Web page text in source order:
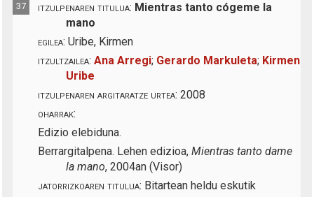
37 itzulpenaren titulua: Mientras tanto cógeme la
mano
egilea: Uribe, Kirmen
itzultzailea: Ana Arregi; Gerardo Markuleta; Kirmen
Uribe
itzulpenaren argitaratze urtea: 2008
oharrak:
Edizio elebiduna.
Berrargitalpena. Lehen edizioa,Mientras tanto dame
la mano, 2004an (Visor)
jatorrizkoaren titulua: Bitartean heldu eskutik